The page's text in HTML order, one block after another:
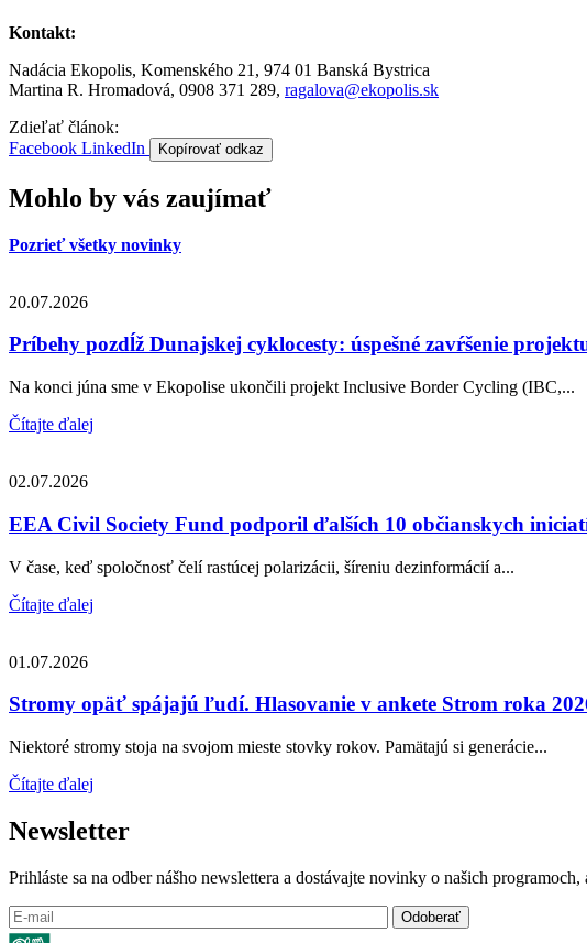
Kontakt:
Nadácia Ekopolis, Komenského 21, 974 01 Banská Bystrica
Martina R. Hromadová, 0908 371 289, ragalova@ekopolis.sk
Zdieľať článok:
Facebook LinkedIn Kopírovať odkaz
Mohlo by vás zaujímať
Pozrieť všetky novinky
20.07.2026
Príbehy pozdĺž Dunajskej cyklocesty: úspešné zavŕšenie
Na konci júna sme v Ekopolise ukončili projekt Inclusive Border Cycling (IBC,...
Čítajte ďalej
02.07.2026
EEA Civil Society Fund podporil ďalších 10 občianskych
V čase, keď spoločnosť čelí rastúcej polarizácii, šíreniu dezinformácií a...
Čítajte ďalej
01.07.2026
Stromy opäť spájajú ľudí. Hlasovanie v ankete Strom roka
Niektoré stromy stoja na svojom mieste stovky rokov. Pamätajú si generácie...
Čítajte ďalej
Newsletter
Prihláste sa na odber nášho newslettera a dostávajte novinky o našich